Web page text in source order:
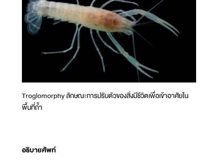
Troglomorphy ลักษณะการปรับตัวของสิ่งมีชีวิตเพื่อเข้าอาศัยใน
พื้นที่ถ้ำ
อธิบายศัพท์